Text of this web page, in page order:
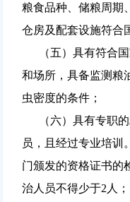
粮食品种、储粮周期
仓房及配套设施符合
（五）具有符合国
和场所，具备监测粮
虫密度的条件；
（六）具有专职的
员，且经过专业培训
门颁发的资格证书的
治人员不得少于2人；